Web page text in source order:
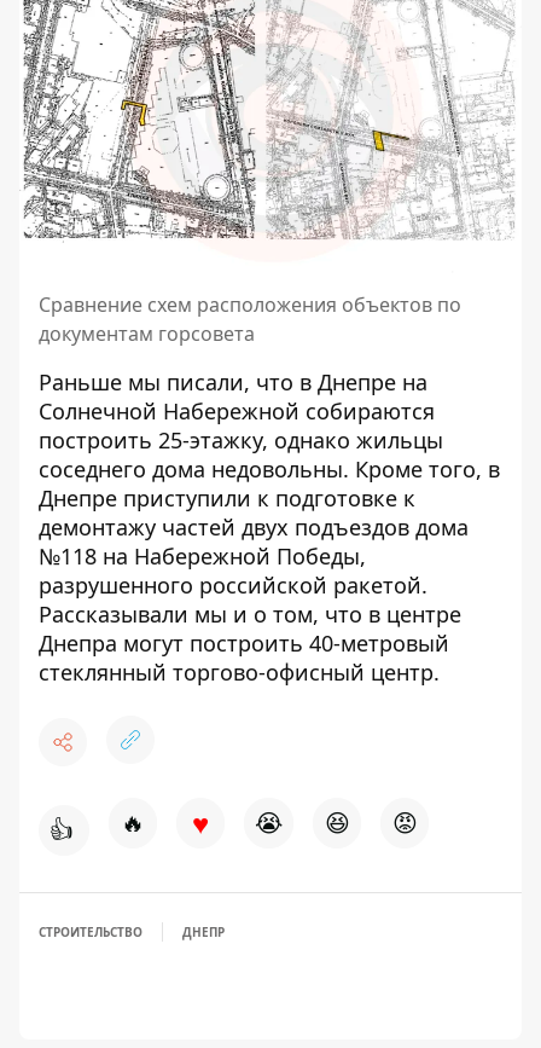
Сравнение схем расположения объектов по
документам горсовета
Раньше мы писали, что в Днепре на
Солнечной Набережной собираются
построить 25-этажку, однако жильцы
соседнего дома недовольны. Кроме того, в
Днепре приступили к подготовке к
демонтажу частей двух подъездов дома
№118 на Набережной Победы,
разрушенного российской ракетой.
Рассказывали мы и о том, что в центре
Днепра могут построить 40-метровый
стеклянный торгово-офисный центр.
👍 🔥 ♥ 😭 😆 😡
СТРОИТЕЛЬСТВО ДНЕПР